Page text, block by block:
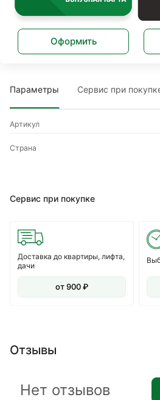
Оформить
Параметры Сервис при
Артикул
Страна
Сервис при покупке
Доставка до квартиры, лифта,
дачи
от 900 ₽
Отзывы
Нет отзывов